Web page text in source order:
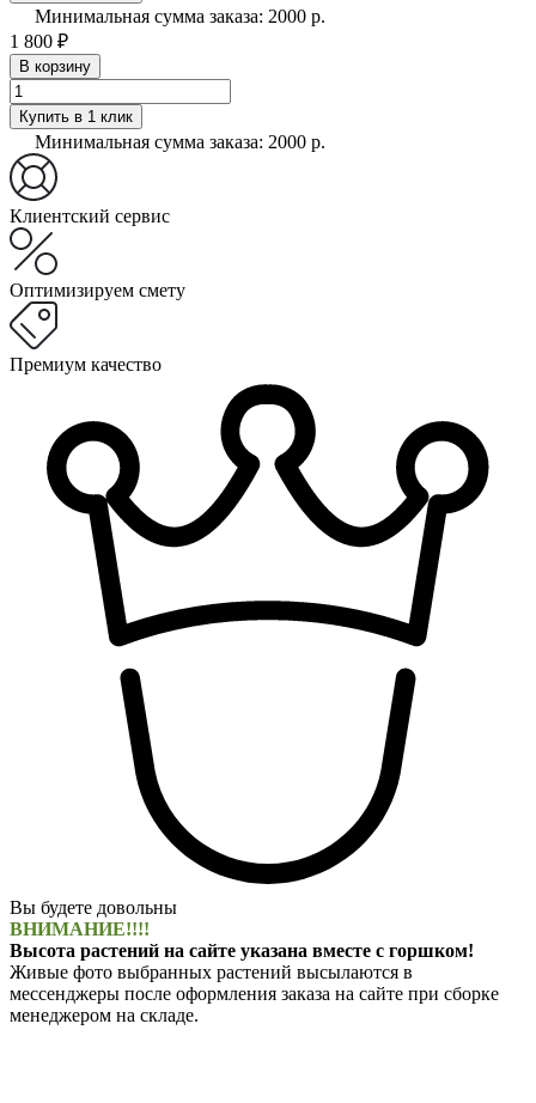
Минимальная сумма заказа: 2000 р.
1 800 ₽
В корзину
Купить в 1 клик
Минимальная сумма заказа: 2000 р.
Клиентский сервис
Оптимизируем смету
Премиум качество
Вы будете довольны
ВНИМАНИЕ!!!!
Высота растений на сайте указана вместе с горшком!
Живые фото выбранных растений высылаются в
мессенджеры после оформления заказа на сайте при сборке
менеджером на складе.